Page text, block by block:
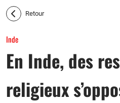
Retour
Inde
En Inde, des
religieux